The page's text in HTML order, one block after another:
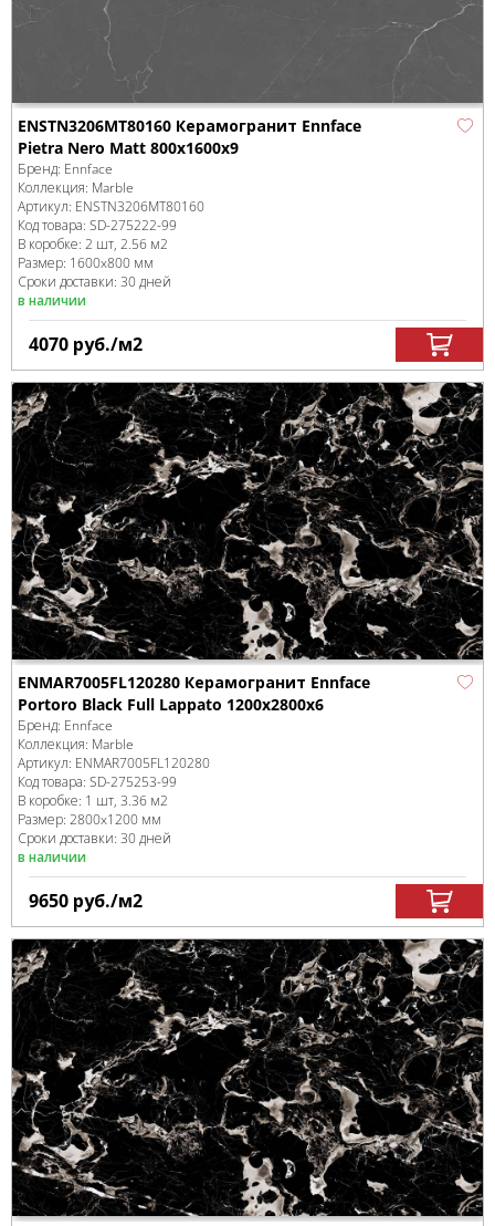
ENSTN3206MT80160 Керамогранит Ennface
Pietra Nero Matt 800x1600x9
Бренд: Ennface
Коллекция: Marble
Артикул: ENSTN3206MT80160
Код товара: SD-275222-99
В коробке: 2 шт, 2.56 м2
Размер: 1600x800 мм
Сроки доставки: 30 дней
в наличии
4070 руб./м2
ENMAR7005FL120280 Керамогранит Ennface
Portoro Black Full Lappato 1200x2800x6
Бренд: Ennface
Коллекция: Marble
Артикул: ENMAR7005FL120280
Код товара: SD-275253-99
В коробке: 1 шт, 3.36 м2
Размер: 2800x1200 мм
Сроки доставки: 30 дней
в наличии
9650 руб./м2